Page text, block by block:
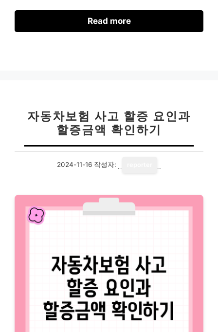
Read more
자동차보험 사고 할증 요인과
할증금액 확인하기
2024-11-16 작성자: